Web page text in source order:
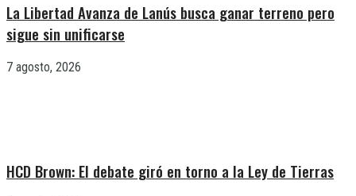
La Libertad Avanza de Lanús busca ganar terreno pero
sigue sin unificarse
7 agosto, 2026
HCD Brown: El debate giró en torno a la Ley de Tierras